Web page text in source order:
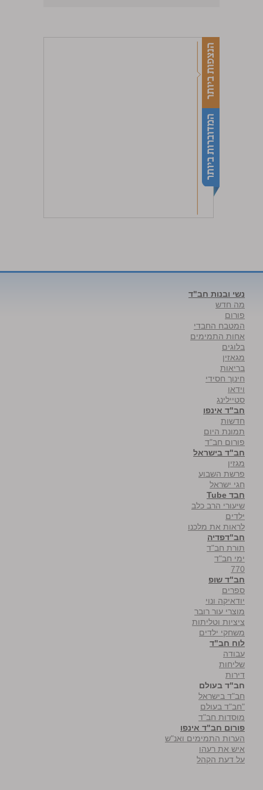
נשי ובנות חב"ד
מה חדש
פורום
המטבח החבדי
אחות התמימים
בלוגים
מגאזין
בריאות
חינוך חסידי
וידאו
סטיילינג
חב"ד אינפו
חדשות
תמונת היום
פורום חב"ד
חב"ד בישראל
מגזין
פרשת השבוע
חגי ישראל
חבד Tube
שיעורי הרב כלב
ילדים
לראות את מלכנו
חב"דפדיה
תורת חב"ד
ימי חב"ד
770
חב"ד שופ
ספרים
יודאיקה ונוי
מוצרי עור רובר
ציציות וטליתות
משחקי ילדים
לוח חב"ד
עבודה
שליחות
דירות
חב"ד בעולם
חב"ד בישראל
"חב"ד בעולם
מוסדות חב"ד
פורום חב"ד אינפו
הערות התמימים ואנ"ש
איש את רעהו
על דעת הקהל